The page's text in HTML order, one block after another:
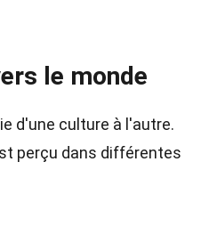
le monde
d'une culture à l'autre.
perçu dans différentes